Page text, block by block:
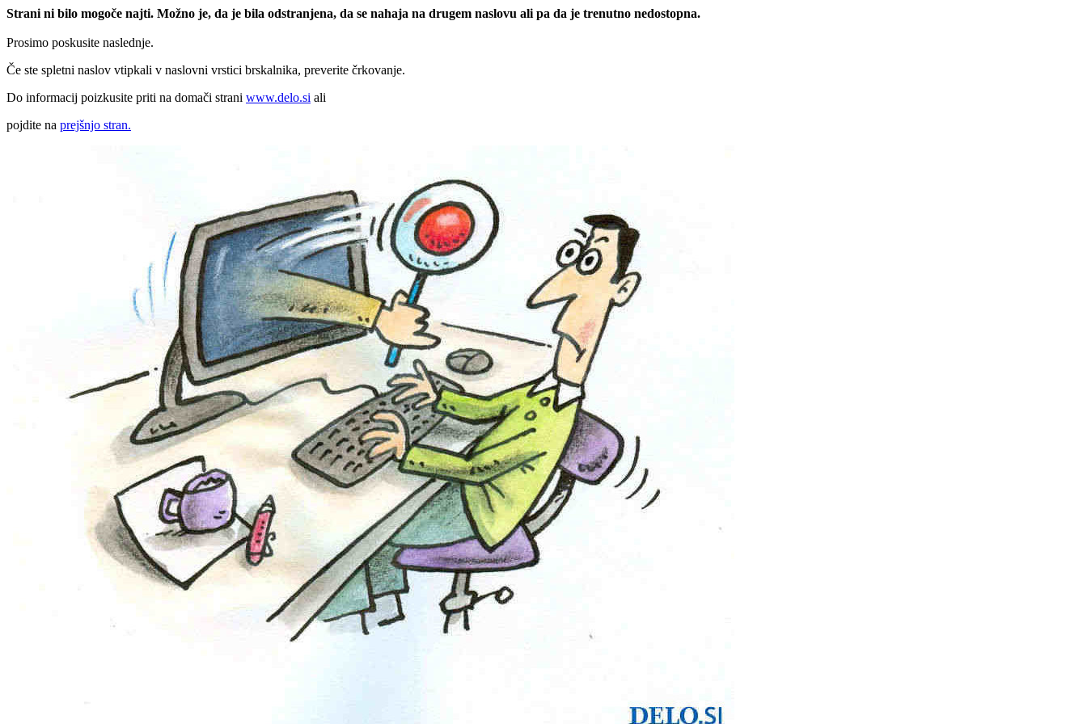
Strani ni bilo mogoče najti. Možno je, da je bila odstranjena, da se nahaja na drugem naslovu ali pa da je trenutno nedostopna.
Prosimo poskusite naslednje.
Če ste spletni naslov vtipkali v naslovni vrstici brskalnika, preverite črkovanje.
Do informacij poizkusite priti na domači strani www.delo.si ali
pojdite na prejšnjo stran.